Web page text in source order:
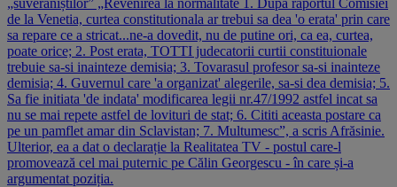
de la Venetia, curtea constitutionala ar trebui sa dea 'o erata' prin care
sa repare ce a stricat...ne-a dovedit, nu de putine ori, ca ea, curtea,
poate orice; 2. Post erata, TOTTI judecatorii curtii constituionale
trebuie sa-si inainteze demisia; 3. Tovarasul profesor sa-si inainteze
demisia; 4. Guvernul care 'a organizat' alegerile, sa-si dea demisia; 5.
Sa fie initiata 'de indata' modificarea legii nr.47/1992 astfel incat sa
nu se mai repete astfel de lovituri de stat; 6. Cititi aceasta postare ca
pe un pamflet amar din Sclavistan; 7. Multumesc”, a scris Afrăsinie.
Ulterior, ea a dat o declarație la Realitatea TV - postul care-l
promovează cel mai puternic pe Călin Georgescu - în care și-a
argumentat poziția.